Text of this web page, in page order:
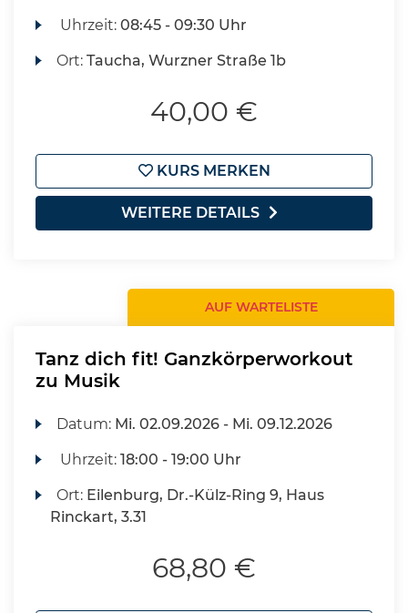
Uhrzeit:08:45 - 09:30 Uhr
Ort:Taucha, Wurzner Straße 1b
40,00 €
KURS MERKEN
WEITERE DETAILS
AUF WARTELISTE
Tanz dich fit! Ganzkörperworkout
zu Musik
Datum: Mi. 02.09.2026 - Mi. 09.12.2026
Uhrzeit:18:00 - 19:00 Uhr
Ort: Eilenburg, Dr.-Külz-Ring 9, Haus
Rinckart, 3.31
68,80 €